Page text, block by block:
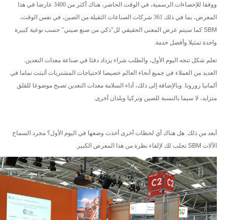
ووفقا للإحصاءات الرسمية، في الوقت الحاضر، هناك أكثر من 3400 عارضا في هذا
المعرض، بما في ذلك 361 شركات الصناعات الثقيلة من الصين، في نفس الوقت،
SBM كما سيتم عرض المعنى الحقيقي لل"ذكي من صنع صيني" حسب نوعية كبيرة
واحدة تمثيلا وأفضل خدمة.
تعلم شكل تتجه اليوم الأول، والطلب شراء يزداد دفئا في صناعة معدات التعدين.
العديد من العملاء في جميع أنحاء العالم خصيصا لاحتياجات المشتريات أثبتت تماما في
ألمانيا زورونا. وبالإضافة إلى ذلك، أداء السلامة معدات التعدين تصبح موضوعا للقلق
متزايد، لا سيما بالنسبة للصين وتركيا وبلدان أخرى.
أبعد من ذلك. هل هناك أي لحظات أخرى أخذت وضعها في اليوم الأول؟ مجرد السماح
الآلات SBM تجلب لك لإلقاء نظرة من هذا المعرض الكبير.